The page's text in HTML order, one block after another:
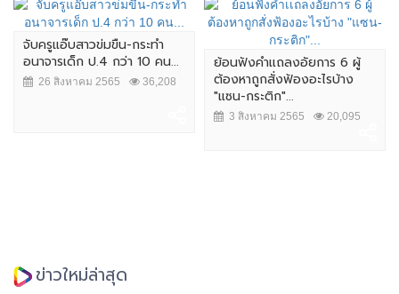
จับครูแอ๊บสาวข่มขืน-กระทำ
อนาจารเด็ก ป.4 กว่า 10 คน...
26 สิงหาคม 2565 36,208
ย้อนฟังคำเเถลงอัยการ 6 ผู้
ต้องหาถูกสั่งฟ้องอะไรบ้าง
"แซน-กระติก"...
3 สิงหาคม 2565 20,095
ข่าวใหม่ล่าสุด